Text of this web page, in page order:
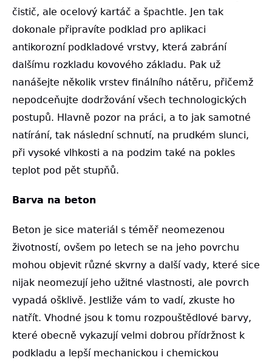
čistič, ale ocelový kartáč a špachtle. Jen tak
dokonale připravíte podklad pro aplikaci
antikorozní podkladové vrstvy, která zabrání
dalšímu rozkladu kovového základu. Pak už
nanášejte několik vrstev finálního nátěru, přičemž
nepodceňujte dodržování všech technologických
postupů. Hlavně pozor na práci, a to jak samotné
natírání, tak následní schnutí, na prudkém slunci,
při vysoké vlhkosti a na podzim také na pokles
teplot pod pět stupňů.
Barva na beton
Beton je sice materiál s téměř neomezenou
životností, ovšem po letech se na jeho povrchu
mohou objevit různé skvrny a další vady, které sice
nijak neomezují jeho užitné vlastnosti, ale povrch
vypadá ošklivě. Jestliže vám to vadí, zkuste ho
natřít. Vhodné jsou k tomu rozpouštědlové barvy,
které obecně vykazují velmi dobrou přídržnost k
podkladu a lepší mechanickou i chemickou